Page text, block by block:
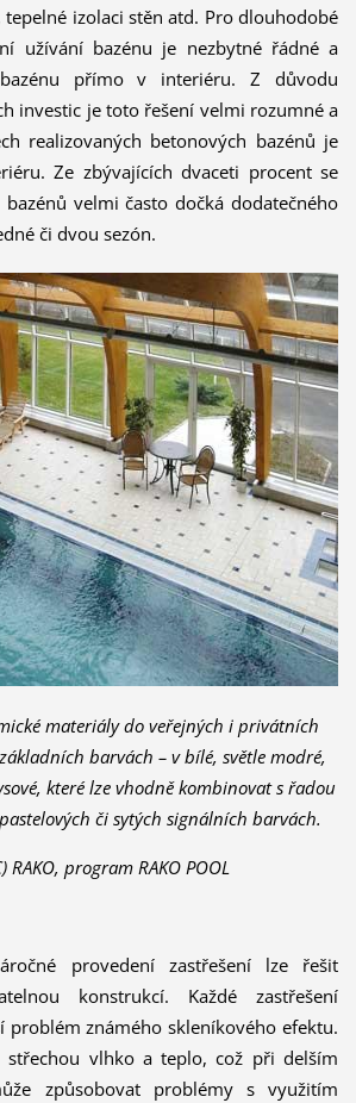
izolaci stěn atd. Pro dlouhodobé
užívání bazénu je nezbytné řádné a
přímo v interiéru. Z důvodu
investic je toto řešení velmi rozumné a
realizovaných betonových bazénů je
Ze zbývajících dvaceti procent se
velmi často dočká dodatečného
či dvou sezón.
materiály do veřejných i privátních
barvách – v bílé, světle modré,
které lze vhodně kombinovat s řadou
či sytých signálních barvách.
RAKO, program RAKO POOL
provedení zastřešení lze řešit
konstrukcí. Každé zastřešení
problém známého skleníkového efektu.
střechou vlhko a teplo, což při delším
způsobovat problémy s využitím